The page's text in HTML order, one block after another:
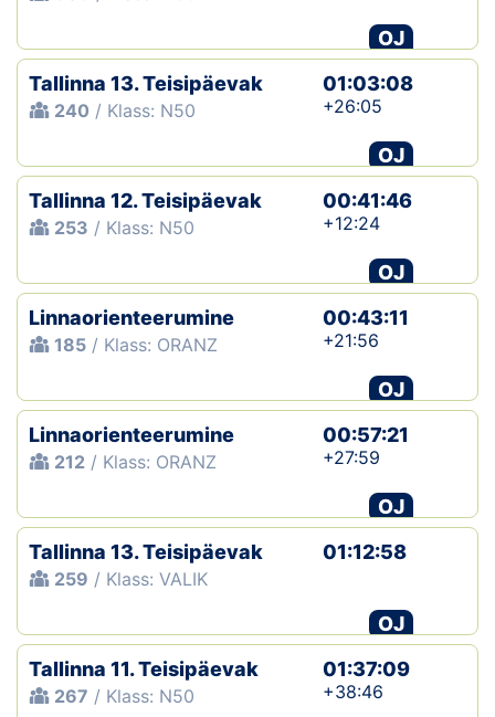
OJ
Tallinna 13. Teisipäevak
240 / Klass: N50
01:03:08
+26:05
OJ
Tallinna 12. Teisipäevak
253 / Klass: N50
00:41:46
+12:24
OJ
Linnaorienteerumine
185 / Klass: ORANZ
00:43:11
+21:56
OJ
Linnaorienteerumine
212 / Klass: ORANZ
00:57:21
+27:59
OJ
Tallinna 13. Teisipäevak
259 / Klass: VALIK
01:12:58
OJ
Tallinna 11. Teisipäevak
267 / Klass: N50
01:37:09
+38:46